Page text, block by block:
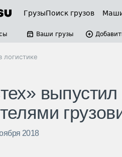
ГрузыПоиск грузов
Ваши грузы
2018